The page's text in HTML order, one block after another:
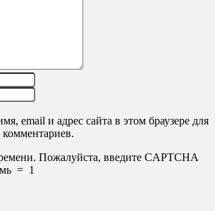
email и адрес сайта в этом браузере для
Пожалуйста, введите CAPTCHA
= 1